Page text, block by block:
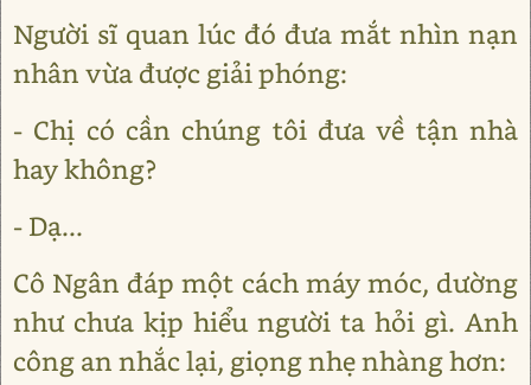
Người sĩ quan lúc đó đưa mắt nhìn nạn
nhân vừa được giải phóng:
- Chị có cần chúng tôi đưa về tận nhà
hay không?
- Dạ...
Cô Ngân đáp một cách máy móc, dường
như chưa kịp hiểu người ta hỏi gì. Anh
công an nhắc lại, giọng nhẹ nhàng hơn: